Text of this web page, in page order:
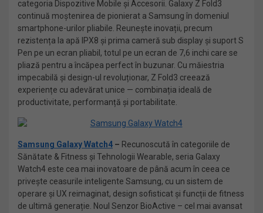
categoria Dispozitive Mobile și Accesorii. Galaxy Z Fold3
continuă moștenirea de pionierat a Samsung în domeniul
smartphone-urilor pliabile. Reunește inovații, precum
rezistența la apă IPX8 și prima cameră sub display și suport S
Pen pe un ecran pliabil, totul pe un ecran de 7,6 inchi care se
pliază pentru a încăpea perfect în buzunar. Cu măiestria
impecabilă și design-ul revoluționar, Z Fold3 creează
experiențe cu adevărat unice — combinația ideală de
productivitate, performanță și portabilitate.
Samsung Galaxy Watch4 – Recunoscută în categoriile de
Sănătate & Fitness și Tehnologii Wearable, seria Galaxy
Watch4 este cea mai inovatoare de până acum în ceea ce
privește ceasurile inteligente Samsung, cu un sistem de
operare și UX reimaginat, design sofisticat și funcții de fitness
de ultimă generație. Noul Senzor BioActive – cel mai avansat